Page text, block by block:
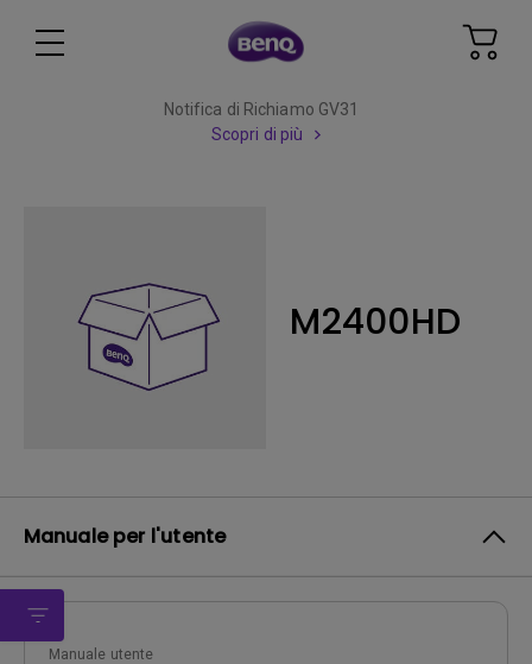
Notifica di Richiamo GV31
Scopri di più
M2400HD
Manuale per l'utente
Manuale utente